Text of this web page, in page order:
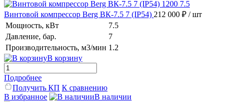
Винтовой компрессор Berg ВК-7.5 7 (IP54) 212 000 ₽ / шт
Мощность, кВт
7.5
Давление, бар.
7
Производительность, м3/мин 1.2
В корзину
Подробнее
Получить КП К сравнению
В избранное
В наличии